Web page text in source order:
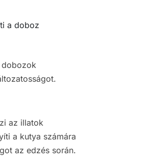
a doboz
dobozok
az illatok
a kutya számára
az edzés során.